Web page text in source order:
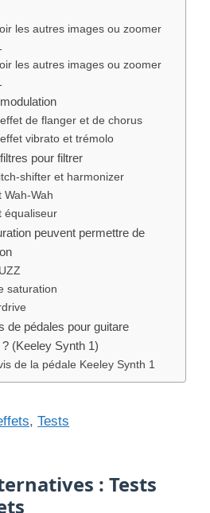
les autres images ou zoomer
les autres images ou zoomer
de flanger et de chorus
vibrato et trémolo
pour filtrer
shifter et harmonizer
Wah-Wah
équaliseur
peuvent permettre de
saturation
de pédales pour guitare
(Keeley Synth 1)
de la pédale Keeley Synth 1
,Tests
: Tests